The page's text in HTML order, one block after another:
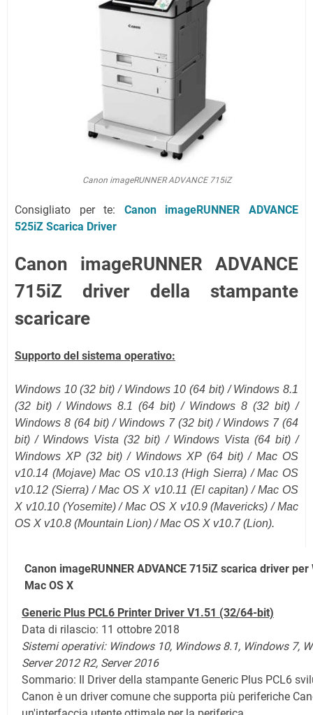
Canon imageRUNNER ADVANCE 715iZ
Consigliato per te: Canon imageRUNNER ADVANCE
525iZ Scarica Driver
Canon imageRUNNER ADVANCE
715iZ driver della stampante
scaricare
Supporto del sistema operativo:
Windows 10 (32 bit) / Windows 10 (64 bit) / Windows 8.1
(32 bit) / Windows 8.1 (64 bit) / Windows 8 (32 bit) /
Windows 8 (64 bit) / Windows 7 (32 bit) / Windows 7 (64
bit) / Windows Vista (32 bit) / Windows Vista (64 bit) /
Windows XP (32 bit) / Windows XP (64 bit) / Mac OS
v10.14 (Mojave)Mac OS v10.13 (High Sierra) / Mac OS
v10.12(Sierra)/ Mac OS X v10.11 (El capitan)/ Mac OS
X v10.10 (Yosemite) / Mac OS X v10.9 (Mavericks) / Mac
OS X v10.8 (Mountain Lion) / Mac OS X v10.7 (Lion).
Canon imageRUNNER ADVANCE 715iZ scarica driver per
Mac OS X
Generic Plus PCL6 Printer Driver V1.51 (32/64-bit)
Data di rilascio: 11 ottobre 2018
Sistemi operativi: Windows 10, Windows 8.1, Windows 7,
Server 2012 R2, Server 2016
Sommario: Il Driver della stampante Generic Plus PCL6
Canon è un driver comune che supporta più periferiche